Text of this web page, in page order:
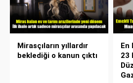
Mirasçıların yıllardır
beklediği o kanun çıktı
En
23